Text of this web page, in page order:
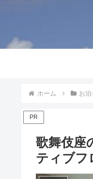
ホーム お泊
PR
歌舞伎座
ティブフ